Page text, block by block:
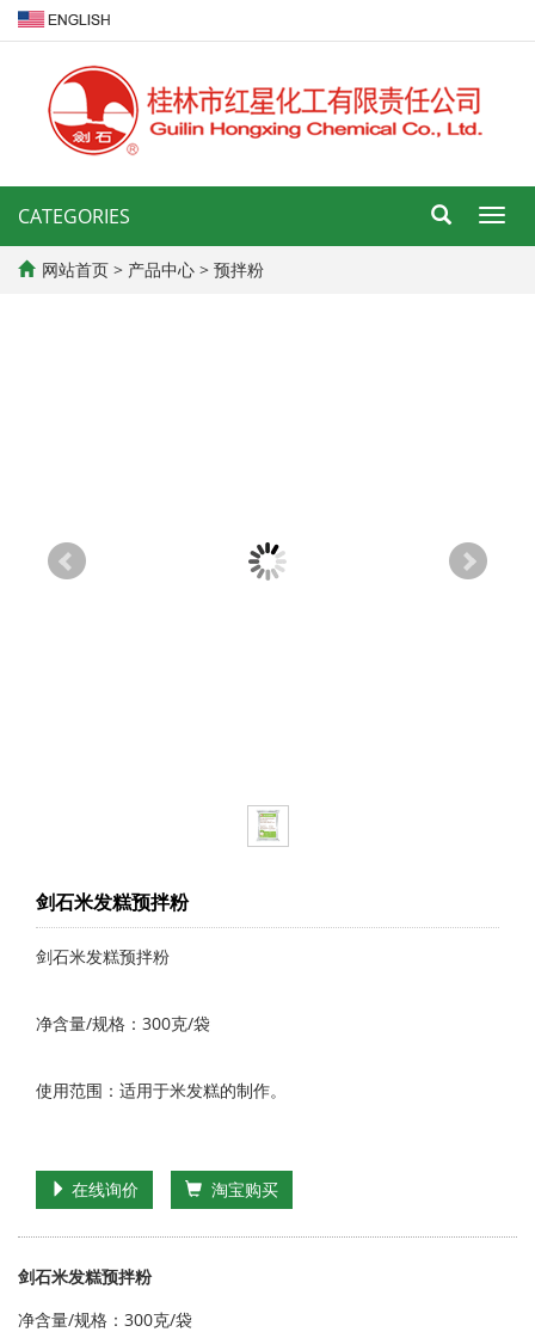
导
航
CATEGORIES
网站首页 > 产品中心 > 预拌粉
剑石米发糕预拌粉
​剑石米发糕预拌粉
净含量/规格：300克/袋
使用范围：适用于米发糕的制作。
在线询价 淘宝购买
剑石米发糕预拌粉
净含量/规格：300克/袋